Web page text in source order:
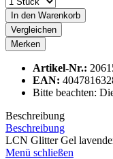
In den Warenkorb
Vergleichen
Merken
Artikel-Nr.:
EAN:
Bitte beachten:
Beschreibung
Beschreibung
LCN Glitter Gel
Menü schließen